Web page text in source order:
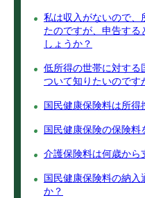
私は収入がないので、
たのですが、申告す
しょうか？
低所得の世帯に対する
ついて知りたいのです
国民健康保険料は所得
国民健康保険の保険料
介護保険料は何歳から
国民健康保険料の納入
か？